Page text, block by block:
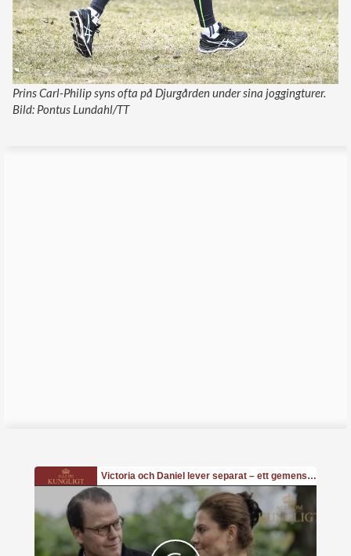
Prins Carl-Philip syns ofta på Djurgården under sina joggingturer.
Bild: Pontus Lundahl/TT